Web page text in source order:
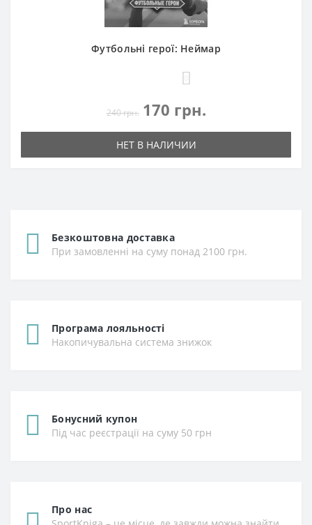
Футбольні герої: Неймар
240 грн. 170 грн.
НЕТ В НАЛИЧИИ
Безкоштовна доставка
При замовленні на суму понад 2100 грн.
Програма лояльності
Накопичувальна система знижок
Бонусний купон
Під час реєстрації на суму 50 грн
Про нас